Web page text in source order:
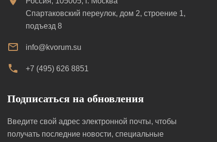
Спартаковский переулок, дом 2, строение 1,
подъезд 8
info@kvorum.su
+7 (495) 626 8851
Подписаться на обновления
Введите свой адрес электронной почты, чтобы
получать последние новости, специальные